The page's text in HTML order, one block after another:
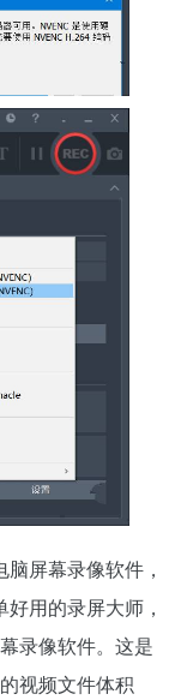
屏幕录像软件，
用的录屏大师，
录像软件。这是
视频文件体积